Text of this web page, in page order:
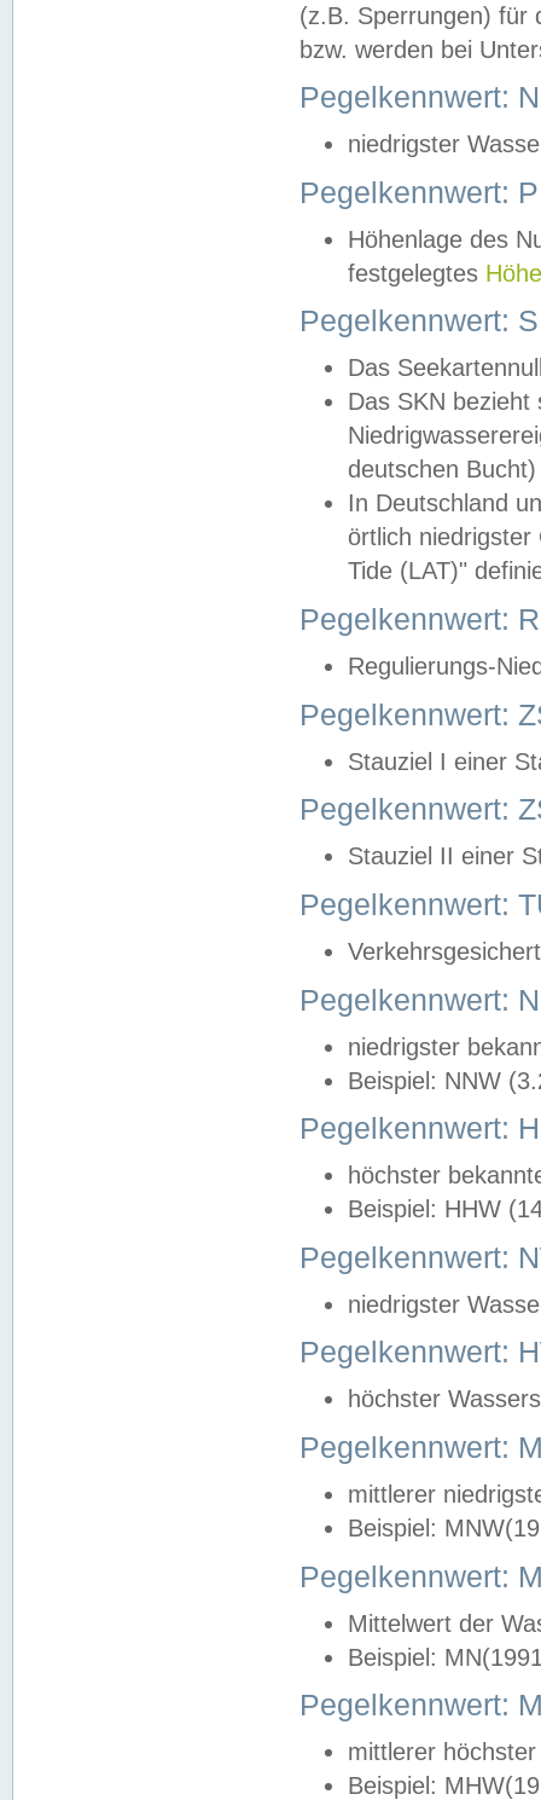
(z.B. Sperrungen) für
bzw. werden bei
Pegelkennwert:
niedrigster
Pegelkennwert:
Höhenlage des
festgelegtes
Pegelkennwert:
Das
Das SKN
deutschen
In Deutschland
örtlich
Tide (LAT)"
Pegelkennwert:
Regulierungs-
Pegelkennwert:
Stauziel I einer
Pegelkennwert:
Stauziel II einer
Pegelkennwert:
Pegelkennwert:
niedrigster
Beispiel: NNW
Pegelkennwert:
höchster
Beispiel: HHW
Pegelkennwert:
niedrigster
Pegelkennwert:
höchster
Pegelkennwert:
mittlerer
Beispiel:
Pegelkennwert:
Mittelwert der
Beispiel:
Pegelkennwert:
mittlerer
Beispiel: